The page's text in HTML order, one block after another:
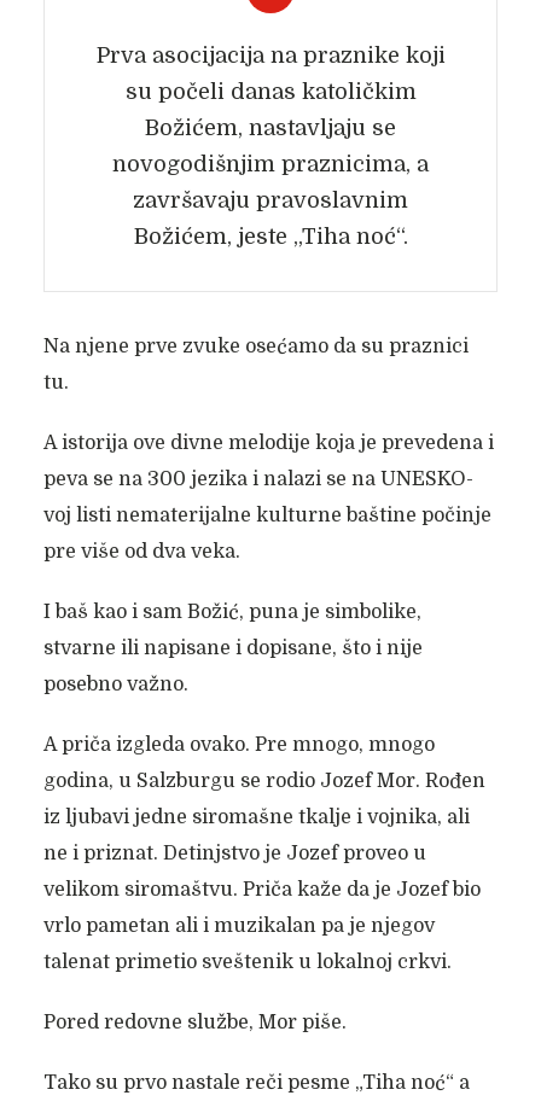
Prva asocijacija na praznike koji
su počeli danas katoličkim
Božićem, nastavljaju se
novogodišnjim praznicima, a
završavaju pravoslavnim
Božićem, jeste „Tiha noć“.
Na njene prve zvuke osećamo da su praznici
tu.
A istorija ove divne melodije koja je prevedena i
peva se na 300 jezika i nalazi se na UNESKO-
voj listi nematerijalne kulturne baštine počinje
pre više od dva veka.
I baš kao i sam Božić, puna je simbolike,
stvarne ili napisane i dopisane, što i nije
posebno važno.
A priča izgleda ovako. Pre mnogo, mnogo
godina, u Salzburgu se rodio Jozef Mor. Rođen
iz ljubavi jedne siromašne tkalje i vojnika, ali
ne i priznat. Detinjstvo je Jozef proveo u
velikom siromaštvu. Priča kaže da je Jozef bio
vrlo pametan ali i muzikalan pa je njegov
talenat primetio sveštenik u lokalnoj crkvi.
Pored redovne službe, Mor piše.
Tako su prvo nastale reči pesme „Tiha noć“ a